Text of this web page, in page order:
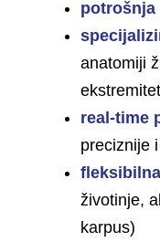
potrošnja
anatomiji
real-time
preciznije
životinje,
karpus)